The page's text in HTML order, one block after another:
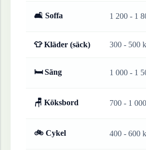
🛋 Soffa 1 200 - 1
👕 Kläder (säck) 300 - 500
🛏 Säng 1 000 - 1
🪑 Köksbord 700 - 1
🚲 Cykel 400 - 600